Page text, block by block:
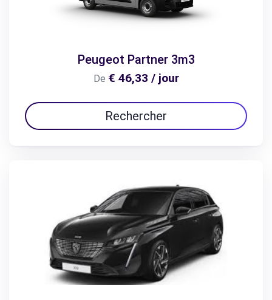
Peugeot Partner 3m3
De € 46,33 / jour
Rechercher